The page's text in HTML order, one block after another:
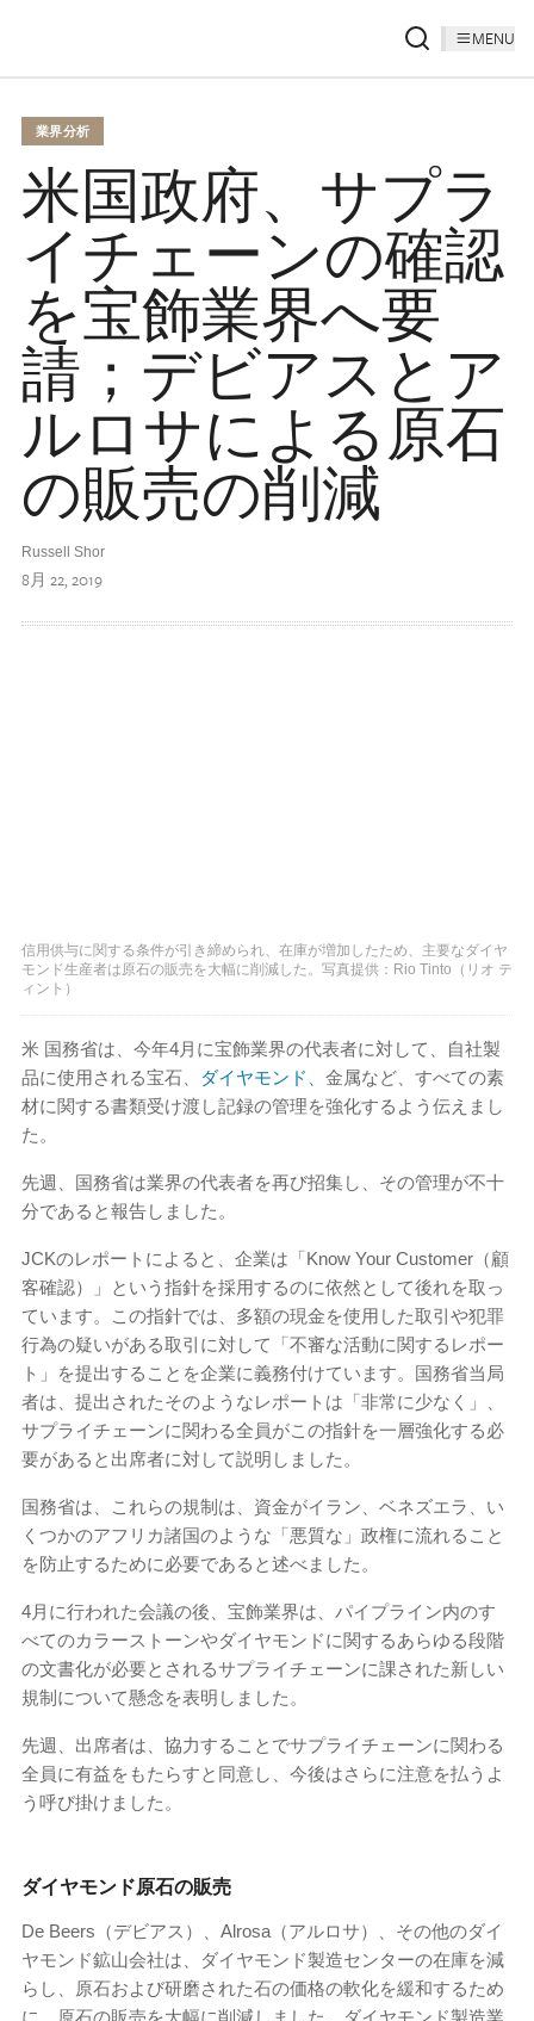
MENU
業界分析
米国政府、サプラ
イチェーンの確認
を宝飾業界へ要
請；デビアスとア
ルロサによる原石
の販売の削減
Russell Shor
8月 22, 2019
信用供与に関する条件が引き締められ、在庫が増加したため、主要なダイヤ
モンド生産者は原石の販売を大幅に削減した。写真提供：Rio Tinto（リオ テ
ィント）
米 国務省は、今年4月に宝飾業界の代表者に対して、自社製
品に使用される宝石、
ダイヤモンド、 金属など、すべての素
材に関する書類受け渡し記録の管理を強化するよう伝えまし
た。
先週、国務省は業界の代表者を再び招集し、その管理が不十
分であると報告しました。
JCKのレポートによると、企業は「Know Your Customer（顧
客確認）」という指針を採用するのに依然として後れを取っ
ています。この指針では、多額の現金を使用した取引や犯罪
行為の疑いがある取引に対して「不審な活動に関するレポー
ト」を提出することを企業に義務付けています。国務省当局
者は、提出されたそのようなレポートは「非常に少なく」、
サプライチェーンに関わる全員がこの指針を一層強化する必
要があると出席者に対して説明しました。
国務省は、これらの規制は、資金がイラン、ベネズエラ、い
くつかのアフリカ諸国のような「悪質な」政権に流れること
を防止するために必要であると述べました。
4月に行われた会議の後、宝飾業界は、パイプライン内のす
べてのカラーストーンやダイヤモンドに関するあらゆる段階
の文書化が必要とされるサプライチェーンに課された新しい
規制について懸念を表明しました。
先週、出席者は、協力することでサプライチェーンに関わる
全員に有益をもたらすと同意し、今後はさらに注意を払うよ
う呼び掛けました。
ダイヤモンド原石の販売
De Beers（デビアス）、Alrosa（アルロサ）、その他のダイ
ヤモンド鉱山会社は、ダイヤモンド製造センターの在庫を減
らし、原石および研磨された石の価格の軟化を緩和するため
に、原石の販売を大幅に削減しました。ダイヤモンド製造業